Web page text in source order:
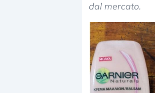
dal mercato.